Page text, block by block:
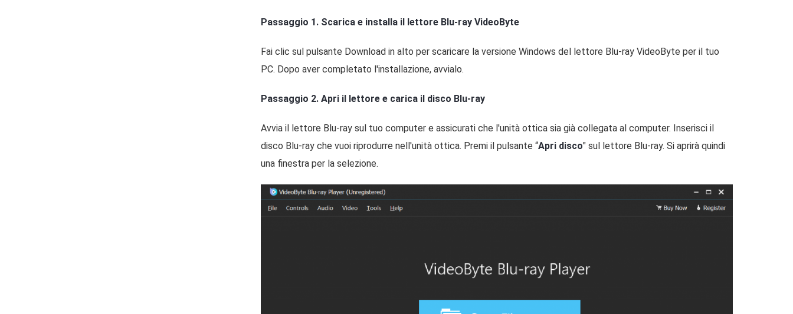
Passaggio 1. Scarica e installa il lettore Blu-ray VideoByte
Fai clic sul pulsante Download in alto per scaricare la versione Windows del lettore Blu-ray VideoByte per il tuo
PC. Dopo aver completato l'installazione, avvialo.
Passaggio 2. Apri il lettore e carica il disco Blu-ray
Avvia il lettore Blu-ray sul tuo computer e assicurati che l'unità ottica sia già collegata al computer. Inserisci il
disco Blu-ray che vuoi riprodurre nell'unità ottica. Premi il pulsante “Apri disco" sul lettore Blu-ray. Si aprirà quindi
una finestra per la selezione.